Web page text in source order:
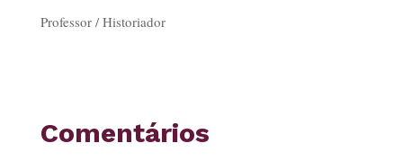
Professor / Historiador
Comentários